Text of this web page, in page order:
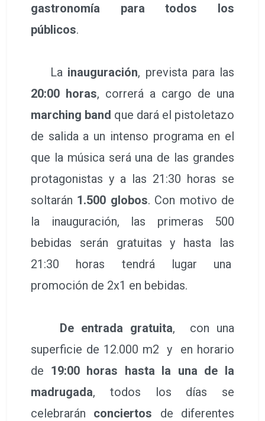
gastronomía para todos los
públicos.
La inauguración, prevista para las
20:00 horas, correrá a cargo de una
marching band que dará el pistoletazo
de salida a un intenso programa en el
que la música será una de las grandes
protagonistas y a las 21:30 horas se
soltarán 1.500 globos. Con motivo de
la inauguración, las primeras 500
bebidas serán gratuitas y hasta las
21:30 horas tendrá lugar una
promoción de 2x1 en bebidas.
De entrada gratuita, con una
superficie de 12.000 m2 y en horario
de 19:00 horas hasta la una de la
madrugada, todos los días se
celebrarán conciertos de diferentes